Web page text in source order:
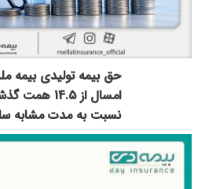
حق بیمه تولیدی بیمه
نسبت به مدت مشابه